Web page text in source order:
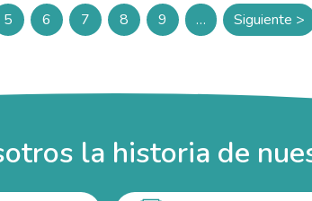
Página
5 Página
6 Página
7 Página
8 Página
9 … Siguiente >
la historia de